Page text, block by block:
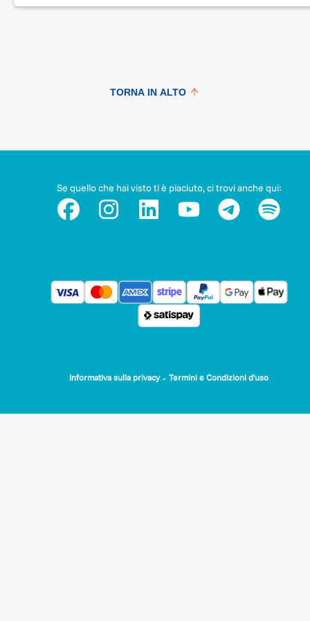
TORNA IN ALTO
Se quello che hai visto ti è piaciuto, ci trovi anche qui:
Informativa sulla privacy - Termini e Condizioni d'uso